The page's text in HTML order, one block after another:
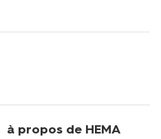
à propos de HEMA